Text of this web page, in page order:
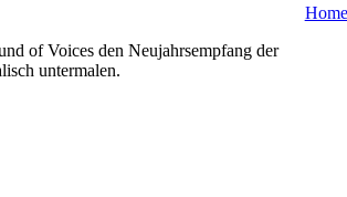
Home
of Voices den Neujahrsempfang der
untermalen.